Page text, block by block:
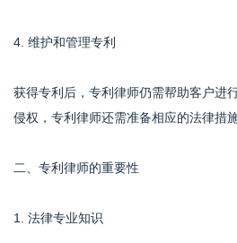
4. 维护和管理专利
获得专利后，专利律师仍需帮助客户进
侵权，专利律师还需准备相应的法律措
二、专利律师的重要性
1. 法律专业知识